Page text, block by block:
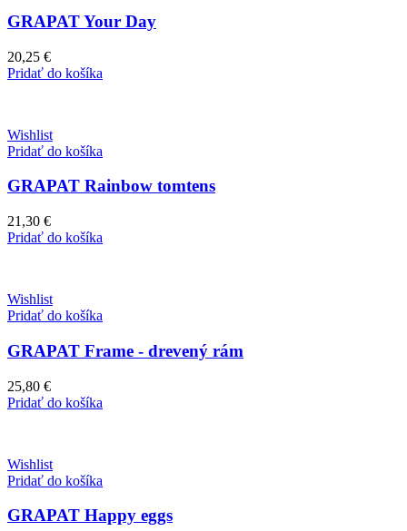
GRAPAT Your Day
20,25 €
Pridať do košíka
Wishlist
Pridať do košíka
GRAPAT Rainbow tomtens
21,30 €
Pridať do košíka
Wishlist
Pridať do košíka
GRAPAT Frame - drevený rám
25,80 €
Pridať do košíka
Wishlist
Pridať do košíka
GRAPAT Happy eggs